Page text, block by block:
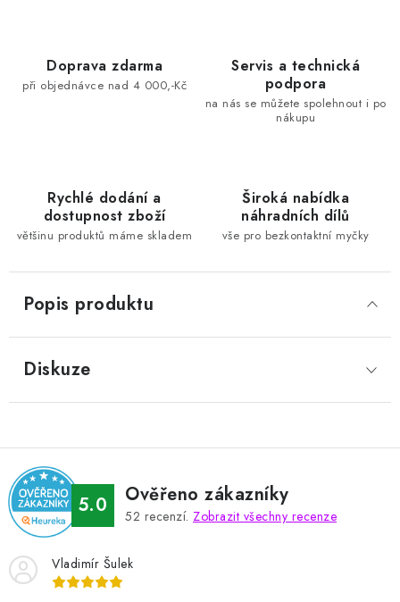
Doprava zdarma
při objednávce nad 4 000,-Kč
Servis a technická
podpora
na nás se můžete spolehnout i po
nákupu
Rychlé dodání a
dostupnost zboží
většinu produktů máme skladem
Široká nabídka
náhradních dílů
vše pro bezkontaktní myčky
Popis produktu
Diskuze
5.0 Ověřeno zákazníky
52 recenzí. Zobrazit všechny recenze
Vladimír Šulek